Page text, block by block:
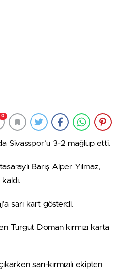
0
Sivasspor’u 3-2 mağlup etti.
Barış Alper Yılmaz,
sarı kart gösterdi.
Turgut Doman kırmızı karta
sarı-kırmızılı ekipten